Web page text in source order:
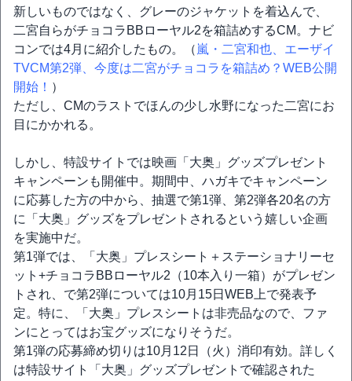
新しいものではなく、グレーのジャケットを着込んで、
二宮自らがチョコラBBローヤル2を箱詰めするCM。ナビ
コンでは4月に紹介したもの。（ 嵐・二宮和也、エーザイ
TVCM第2弾、今度は二宮がチョコラを箱詰め？WEB公開
開始！ ）
ただし、CMのラストでほんの少し水野になった二宮にお
目にかかれる。
しかし、特設サイトでは映画「大奥」グッズプレゼント
キャンペーンも開催中。期間中、ハガキでキャンペーン
に応募した方の中から、抽選で第1弾、第2弾各20名の方
に「大奥」グッズをプレゼントされるという嬉しい企画
を実施中だ。
第1弾では、「大奥」プレスシート＋ステーショナリーセ
ット+チョコラBBローヤル2（10本入り一箱）がプレゼン
トされ、で第2弾については10月15日WEB上で発表予
定。特に、「大奥」プレスシートは非売品なので、ファ
ンにとってはお宝グッズになりそうだ。
第1弾の応募締め切りは10月12日（火）消印有効。詳しく
は特設サイト「大奥」グッズプレゼントで確認された